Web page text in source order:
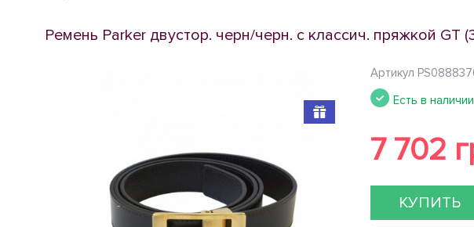
Ремень Parker двустор. черн/черн. с классич. пряжкой GT
Артикул
Есть в наличии
7 702
КУПИТЬ